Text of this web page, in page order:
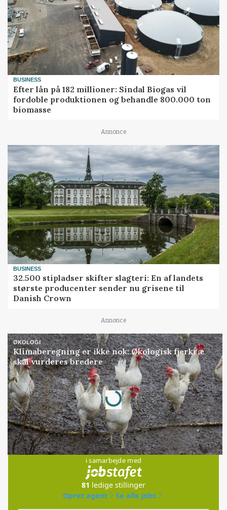
BUSINESS
Efter lån på 182 millioner: Sindal Biogas vil
fordoble produktionen og behandle 800.000 ton
biomasse
Annonce
BUSINESS
32.500 stipladser skifter slagteri: En af landets
største producenter sender nu grisene til
Danish Crown
Annonce
ØKOLOGI
Klimaberegning er ikke nok: Økologisk fjerkræ
skal vurderes bredere
Annonce
Loading...
Jobs
i samarbejde med
81 ledige stillinger
Opret agent
Se alle jobs